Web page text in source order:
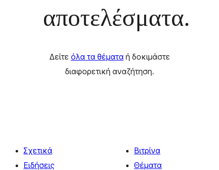
αποτελέσματα.
Δείτε όλα τα θέματαή δοκιμάστε
διαφορετική αναζήτηση.
Σχετικά
Ειδήσεις
Βιτρίνα
Θέματα